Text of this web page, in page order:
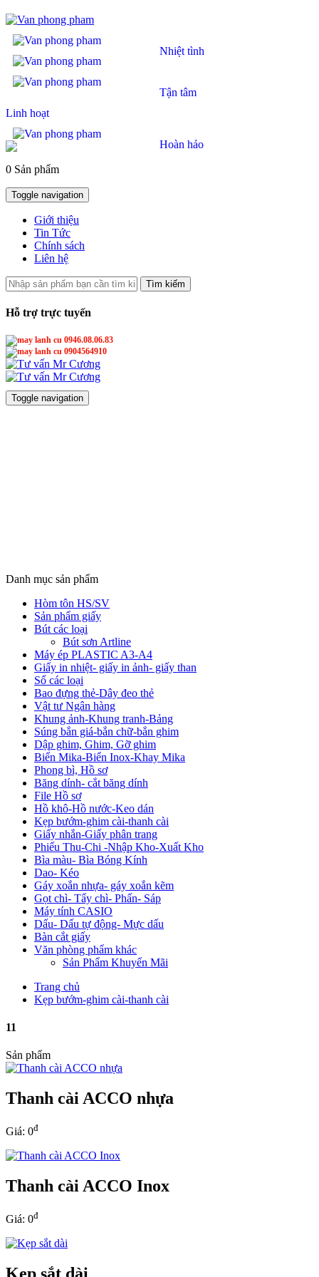
Nhiệt tình
Tận tâm
Linh hoạt
Hoàn hảo
0 Sản phẩm
Toggle navigation
Giới thiệu
Tin Tức
Chính sách
Liên hệ
Tìm kiếm
Hỗ trợ trực tuyến
0946.08.06.83
0904564910
Mr Cương
Mr Cương
Toggle navigation
Danh mục sản phẩm
Hòm tôn HS/SV
Sản phẩm giấy
Bút các loại
Bút sơn Artline
Máy ép PLASTIC A3-A4
Giấy in nhiệt- giấy in ảnh- giấy than
Sổ các loại
Bao đựng thẻ-Dây đeo thẻ
Vật tư Ngân hàng
Khung ảnh-Khung tranh-Bảng
Súng bắn giá-bắn chữ-bắn ghim
Dập ghim, Ghim, Gỡ ghim
Biển Mika-Biển Inox-Khay Mika
Phong bì, Hồ sơ
Băng dính- cắt băng dính
File Hồ sơ
Hồ khô-Hồ nước-Keo dán
Kẹp bướm-ghim cài-thanh cài
Giấy nhắn-Giấy phân trang
Phiếu Thu-Chi -Nhập Kho-Xuất Kho
Bìa màu- Bìa Bóng Kính
Dao- Kéo
Gáy xoắn nhựa- gáy xoắn kẽm
Gọt chì- Tẩy chì- Phấn- Sáp
Máy tính CASIO
Dấu- Dấu tự động- Mực dấu
Bàn cắt giấy
Văn phòng phẩm khác
Sản Phẩm Khuyến Mãi
Trang chủ
Kẹp bướm-ghim cài-thanh cài
11
Sản phẩm
Thanh cài ACCO nhựa
Giá: 0đ
Thanh cài ACCO Inox
Giá: 0đ